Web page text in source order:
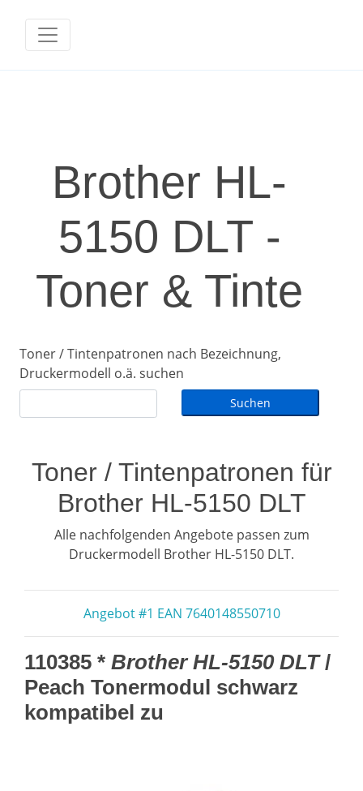
Brother HL-
5150 DLT -
Toner & Tinte
Toner / Tintenpatronen nach Bezeichnung,
Druckermodell o.ä. suchen
Toner / Tintenpatronen für
Brother HL-5150 DLT
Alle nachfolgenden Angebote passen zum
Druckermodell Brother HL-5150 DLT.
Angebot #1 EAN 7640148550710
110385 * Brother HL-5150 DLT/
Peach Tonermodul schwarz
kompatibel zu